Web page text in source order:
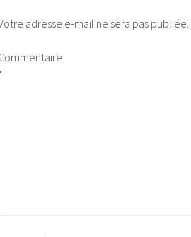
adresse e-mail ne sera pas publiée.